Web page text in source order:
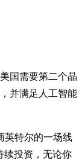
国需要第二个晶
并满足人工智能
英特尔的一场线
续投资，无论你